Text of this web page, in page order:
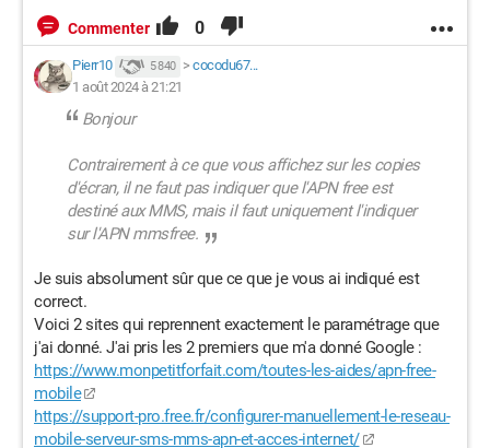
Commenter 0
Pierr10 5 840 > cocodu67...
1 août 2024 à 21:21
Bonjour
Contrairement à ce que vous affichez sur les copies
d'écran, il ne faut pas indiquer que l'APN free est
destiné aux MMS, mais il faut uniquement l'indiquer
sur l'APN mmsfree.
Je suis absolument sûr que ce que je vous ai indiqué est
correct.
Voici 2 sites qui reprennent exactement le paramétrage que
j'ai donné. J'ai pris les 2 premiers que m'a donné Google :
https://www.monpetitforfait.com/toutes-les-aides/apn-free-
mobile
https://support-pro.free.fr/configurer-manuellement-le-reseau-
mobile-serveur-sms-mms-apn-et-acces-internet/